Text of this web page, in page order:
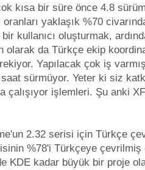
kısa bir süre önce 4.8
yaklaşık %70
kullanıcı oluşturmak,
olarak da Türkçe ekip
Yapılacak çok iş
sürmüyor. Yeter ki siz
çalışıyor işlemleri. Şu anki
2.32 serisi için Türkçe
%78'i Türkçeye
KDE kadar büyük bir proje